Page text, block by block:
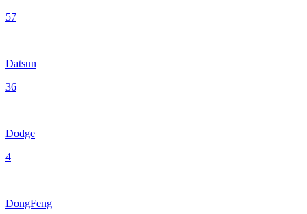
57
Datsun
36
Dodge
4
DongFeng